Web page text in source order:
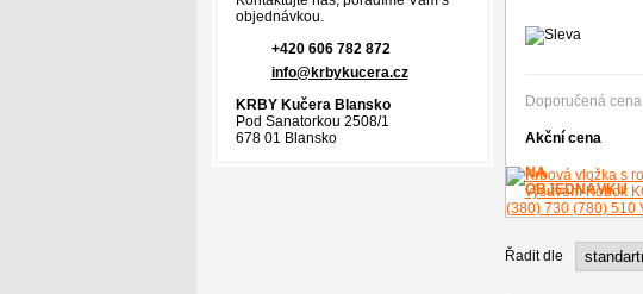
Doporučená cena
Akční cena
NA
OBJEDNÁVKU
Řadit dle
objednávkou.
+420 606 782 872
info@krbykucera.cz
KRBY Kučera Blansko
Pod Sanatorkou 2508/1
678 01 Blansko